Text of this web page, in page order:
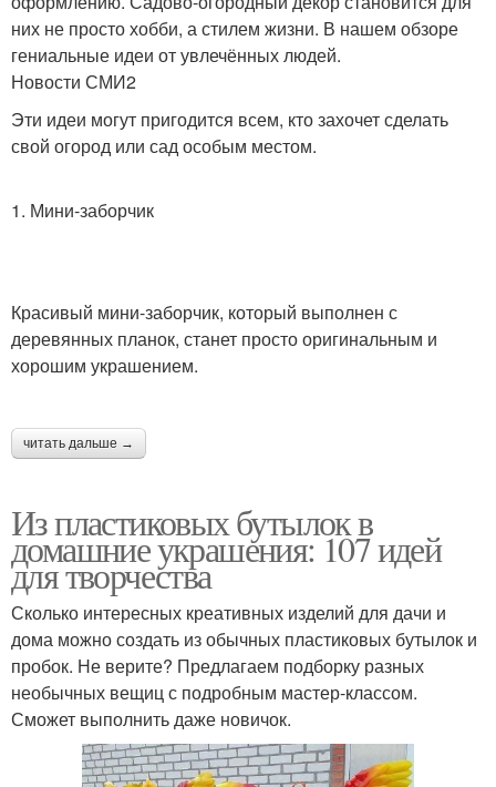
них не просто хобби, а стилем жизни. В нашем обзоре
гениальные идеи от увлечённых людей.
Новости СМИ2
Эти идеи могут пригодится всем, кто захочет сделать
свой огород или сад особым местом.
1. Мини-заборчик
Красивый мини-заборчик, который выполнен с
деревянных планок, станет просто оригинальным и
хорошим украшением.
читать дальше →
Из пластиковых бутылок в
домашние украшения: 107 идей
для творчества
Сколько интересных креативных изделий для дачи и
дома можно создать из обычных пластиковых бутылок и
пробок. Не верите? Предлагаем подборку разных
необычных вещиц с подробным мастер-классом.
Сможет выполнить даже новичок.